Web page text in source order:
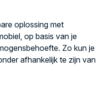
oplossing met
op basis van je
Zo kun je
afhankelijk te zijn van